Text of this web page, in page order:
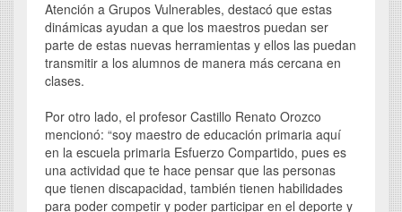
Atención a Grupos Vulnerables, destacó que estas
dinámicas ayudan a que los maestros puedan ser
parte de estas nuevas herramientas y ellos las puedan
transmitir a los alumnos de manera más cercana en
clases.
Por otro lado, el profesor Castillo Renato Orozco
mencionó: “soy maestro de educación primaria aquí
en la escuela primaria Esfuerzo Compartido, pues es
una actividad que te hace pensar que las personas
que tienen discapacidad, también tienen habilidades
para poder competir y poder participar en el deporte y